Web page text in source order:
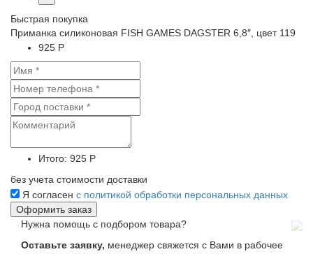
Быстрая покупка
Приманка силиконовая FISH GAMES DAGSTER 6,8″, цвет 119
925 Р
Итого: 925 Р
без учета стоимости доставки
Я согласен с политикой обработки персональных данных
Нужна помощь с подбором товара?
Оставьте заявку, менеджер свяжется с Вами в рабочее